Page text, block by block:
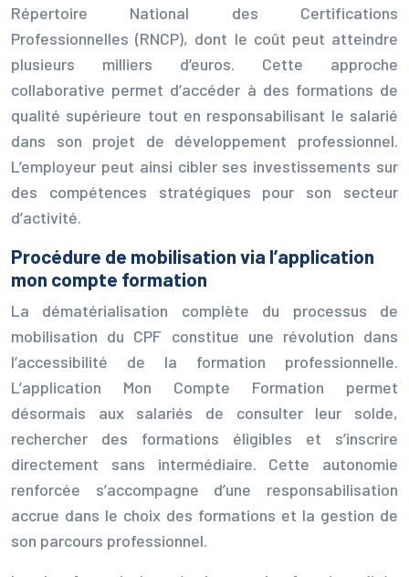
Répertoire National des Certifications
Professionnelles (RNCP), dont le coût peut atteindre
plusieurs milliers d’euros. Cette approche
collaborative permet d’accéder à des formations de
qualité supérieure tout en responsabilisant le salarié
dans son projet de développement professionnel.
L’employeur peut ainsi cibler ses investissements sur
des compétences stratégiques pour son secteur
d’activité.
Procédure de mobilisation via l’application
mon compte formation
La dématérialisation complète du processus de
mobilisation du CPF constitue une révolution dans
l’accessibilité de la formation professionnelle.
L’application Mon Compte Formation permet
désormais aux salariés de consulter leur solde,
rechercher des formations éligibles et s’inscrire
directement sans intermédiaire. Cette autonomie
renforcée s’accompagne d’une responsabilisation
accrue dans le choix des formations et la gestion de
son parcours professionnel.